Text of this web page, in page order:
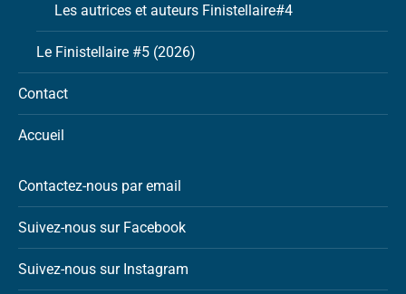
Les autrices et auteurs Finistellaire#4
Le Finistellaire #5 (2026)
Contact
Accueil
Contactez-nous par email
Suivez-nous sur Facebook
Suivez-nous sur Instagram